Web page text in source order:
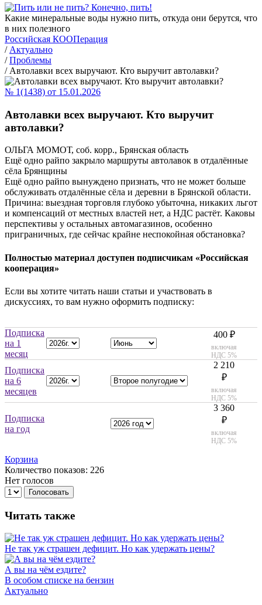
Какие минеральные воды нужно пить, откуда они берутся, что
в них полезного
Российская КООПерация
/ Актуально
/ Проблемы
/ Автолавки всех выручают. Кто выручит автолавки?
№ 1(1438) от 15.01.2026
Автолавки всех выручают. Кто выручит
автолавки?
ОЛЬГА МОМОТ, соб. корр., Брянская область
Ещё одно райпо закрыло маршруты автолавок в отдалённые
сёла Брянщины
Ещё одно райпо вынуждено признать, что не может больше
обслуживать отдалённые сёла и деревни в Брянской области.
Причина: выездная торговля глубоко убыточна, никаких льгот
и компенсаций от местных властей нет, а НДС растёт. Каковы
перспективы у остальных автомагазинов, особенно
приграничных, где сейчас крайне неспокойная обстановка?
Полностью материал доступен подписчикам «Российская
кооперация»
Если вы хотите читать наши статьи и участвовать в
дискуссиях, то вам нужно оформить подписку:
Подписка
на 1
месяц
400 ₽
включая
НДС 5%
Подписка
на 6
месяцев
2 210
₽
включая
НДС 5%
Подписка
на год
3 360
₽
включая
НДС 5%
Корзина
Количество показов: 226
Нет голосов
Голосовать
Читать также
Не так уж страшен дефицит. Но как удержать цены?
А вы на чём ездите?
В особом списке на бензин
Актуально